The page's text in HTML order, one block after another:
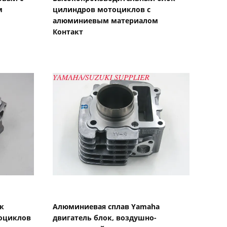
цилиндров мотоциклов с
алюминиевым материалом
Контакт
Алюминиевая сплав Yamaha
двигатель блок, воздушно-